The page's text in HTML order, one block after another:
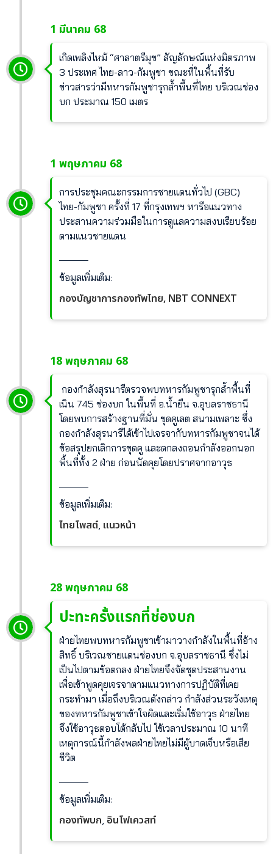
1 มีนาคม 68
เกิดเพลิงไหม้ “ศาลาตรีมุข” สัญลักษณ์แห่งมิตรภาพ
3 ประเทศ ไทย-ลาว-กัมพูชา ขณะที่ในพื้นที่รับ
ข่าวสารว่ามีทหารกัมพูชารุกล้ำพื้นที่ไทย บริเวณช่อง
บก ประมาณ 150 เมตร
1 พฤษภาคม 68
การประชุมคณะกรรมการชายแดนทั่วไป (GBC)
ไทย-กัมพูชา ครั้งที่ 17 ที่กรุงเทพฯ หารือแนวทาง
ประสานความร่วมมือในการดูแลความสงบเรียบร้อย
ตามแนวชายแดน
ข้อมูลเพิ่มเติม:
กองบัญชาการกองทัพไทย, NBT CONNEXT
18 พฤษภาคม 68
กองกำลังสุรนารีตรวจพบทหารกัมพูชารุกล้ำพื้นที่
เนิน 745 ช่องบก ในพื้นที่ อ.น้ำยืน จ.อุบลราชธานี
โดยพบการสร้างฐานที่มั่น ขุดคูเลต สนามเพลาะ ซึ่ง
กองกำลังสุรนารีได้เข้าไปเจรจากับทหารกัมพูชาจนได้
ข้อสรุปยกเลิกการขุดคู และตกลงถอนกำลังออกนอก
พื้นที่ทั้ง 2 ฝ่าย ก่อนนัดคุยโดยปราศจากอาวุธ
ข้อมูลเพิ่มเติม:
ไทยโพสต์ แนวหน้า
28 พฤษภาคม 68
ปะทะครั้งแรกที่ช่องบก
ฝ่ายไทยพบทหารกัมพูชาเข้ามาวางกำลังในพื้นที่อ้าง
สิทธิ์ บริเวณชายแดนช่องบก จ.อุบลราชธานี ซึ่งไม่
เป็นไปตามข้อตกลง ฝ่ายไทยจึงจัดชุดประสานงาน
เพื่อเข้าพูดคุยเจรจาตามแนวทางการปฏิบัติที่เคย
กระทำมา เมื่อถึงบริเวณดังกล่าว กำลังส่วนระวังเหตุ
ของทหารกัมพูชาเข้าใจผิดและเริ่มใช้อาวุธ ฝ่ายไทย
จึงใช้อาวุธตอบโต้กลับไป ใช้เวลาประมาณ 10 นาที
เหตุการณ์นี้กำลังพลฝ่ายไทยไม่มีผู้บาดเจ็บหรือเสีย
ชีวิต
ข้อมูลเพิ่มเติม:
กองทัพบก อินโฟเควสท์